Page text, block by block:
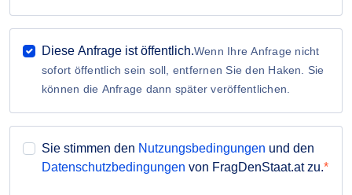
Diese Anfrage ist öffentlich.Wenn Ihre Anfrage nicht
sofort öffentlich sein soll, entfernen Sie den Haken. Sie
können die Anfrage dann später veröffentlichen.
Sie stimmen den Nutzungsbedingungen und den
Datenschutzbedingungen von FragDenStaat.at zu.